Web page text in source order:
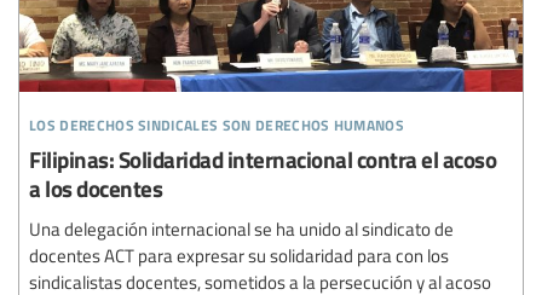
los derechos sindicales son derechos humanos
Filipinas: Solidaridad internacional contra el acoso
a los docentes
Una delegación internacional se ha unido al sindicato de
docentes ACT para expresar su solidaridad para con los
sindicalistas docentes, sometidos a la persecución y al acoso